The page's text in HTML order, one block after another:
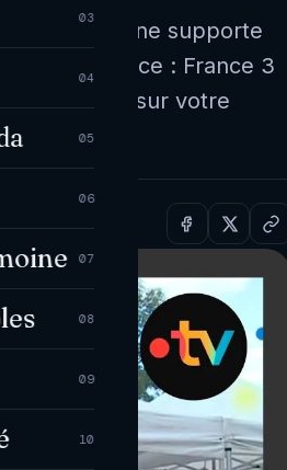
03
04
05
06
07
08
09
10
navigateur ne supporte
d'Azur Source : France 3
d’un article sur votre